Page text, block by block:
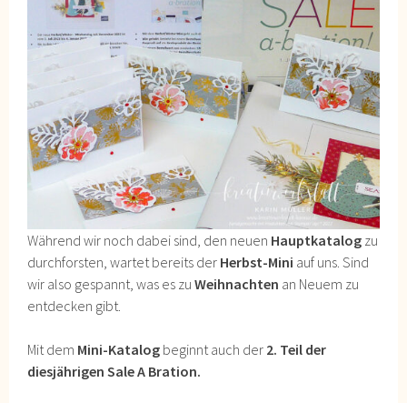
Während wir noch dabei sind, den neuen Hauptkatalog zu
durchforsten, wartet bereits der Herbst-Mini auf uns. Sind
wir also gespannt, was es zuWeihnachten an Neuem zu
entdecken gibt.
Mit dem Mini-Katalog beginnt auch der 2. Teil der
diesjährigen Sale A Bration.